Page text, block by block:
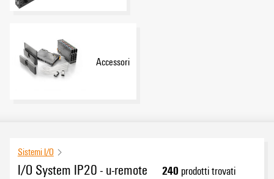
Accessori
Sistemi I/O
I/O System IP20 - u-remote 240prodotti trovati